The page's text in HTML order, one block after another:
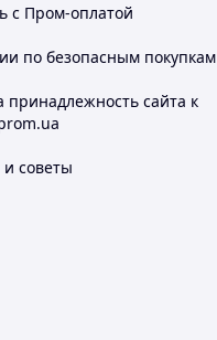
с Пром-оплатой
по безопасным покупкам
принадлежность сайта к
советы